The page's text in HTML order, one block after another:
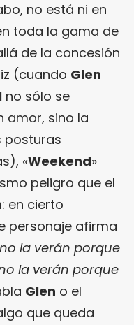
no está ni en
toda la gama de
de la concesión
(cuando Glen
no sólo se
amor, sino la
posturas
«Weekend»
peligro que el
: en cierto
personaje afirma
la verán porque
la verán porque
Glen o el
que queda